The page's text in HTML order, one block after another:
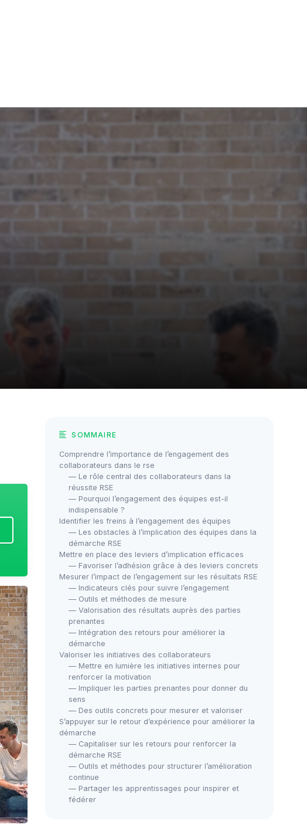
SOMMAIRE
Comprendre l’importance de l’engagement des
collaborateurs dans le rse
— Le rôle central des collaborateurs dans la
réussite RSE
— Pourquoi l’engagement des équipes est-il
indispensable ?
Identifier les freins à l’engagement des équipes
— Les obstacles à l’implication des équipes dans la
démarche RSE
Mettre en place des leviers d’implication efficaces
— Favoriser l’adhésion grâce à des leviers concrets
Mesurer l’impact de l’engagement sur les résultats RSE
— Indicateurs clés pour suivre l’engagement
— Outils et méthodes de mesure
— Valorisation des résultats auprès des parties
prenantes
— Intégration des retours pour améliorer la
démarche
Valoriser les initiatives des collaborateurs
— Mettre en lumière les initiatives internes pour
renforcer la motivation
— Impliquer les parties prenantes pour donner du
sens
— Des outils concrets pour mesurer et valoriser
S’appuyer sur le retour d’expérience pour améliorer la
démarche
— Capitaliser sur les retours pour renforcer la
démarche RSE
— Outils et méthodes pour structurer l’amélioration
continue
— Partager les apprentissages pour inspirer et
fédérer